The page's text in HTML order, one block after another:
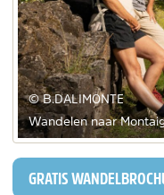
© B.DALIMONTE
Wandelen naar
GRATIS